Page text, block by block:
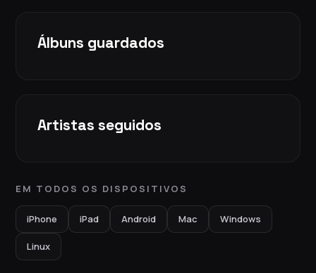
Álbuns guardados
Artistas seguidos
EM TODOS OS DISPOSITIVOS
iPhone iPad Android Mac Windows
Linux